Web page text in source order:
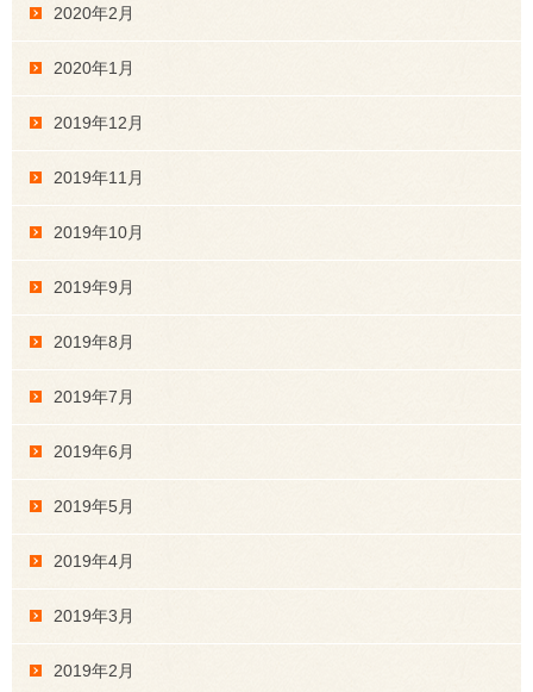
2020年2月
2020年1月
2019年12月
2019年11月
2019年10月
2019年9月
2019年8月
2019年7月
2019年6月
2019年5月
2019年4月
2019年3月
2019年2月